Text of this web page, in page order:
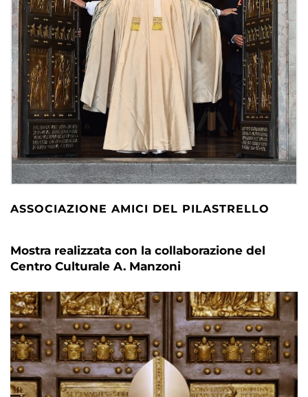
ASSOCIAZIONE AMICI DEL PILASTRELLO
Mostra realizzata con la collaborazione del
Centro Culturale A. Manzoni